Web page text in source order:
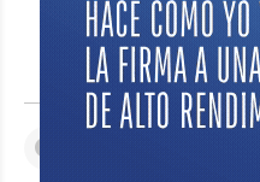
CBU actualizado
Usuario activo